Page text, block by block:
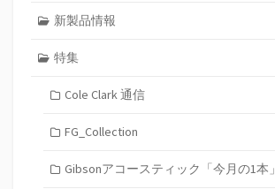
新製品情報
特集
Cole Clark 通信
FG_Collection
Gibsonアコースティック「今月の1本」